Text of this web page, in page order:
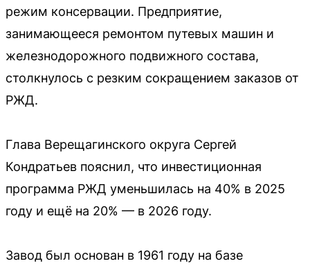
режим консервации. Предприятие,
занимающееся ремонтом путевых машин и
железнодорожного подвижного состава,
столкнулось с резким сокращением заказов от
РЖД.
Глава Верещагинского округа Сергей
Кондратьев пояснил, что инвестиционная
программа РЖД уменьшилась на 40% в 2025
году и ещё на 20% — в 2026 году.
Завод был основан в 1961 году на базе